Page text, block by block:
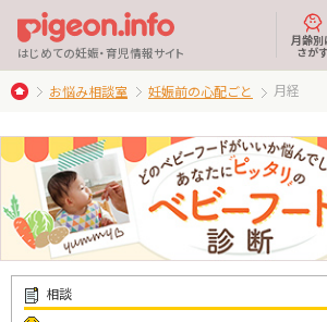
はじめての妊娠・育児情報サイト
月齢別
さがす
お悩み相談室 妊娠前の心配ごと 月経
相談